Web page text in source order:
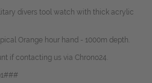
divers tool watch with thick acrylic
Orange hour hand - 1000m depth.
if contacting us via Chrono24.